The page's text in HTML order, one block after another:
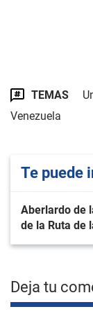
TEMAS
Venezuela
Te puede
Aberlardo de
de la Ruta de
Deja tu